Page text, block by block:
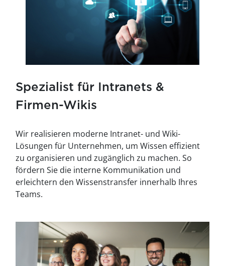
Spezialist für Intranets &
Firmen-Wikis
Wir realisieren moderne Intranet- und Wiki-
Lösungen für Unternehmen, um Wissen effizient
zu organisieren und zugänglich zu machen. So
fördern Sie die interne Kommunikation und
erleichtern den Wissenstransfer innerhalb Ihres
Teams.